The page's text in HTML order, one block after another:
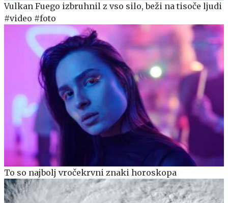
Vulkan Fuego izbruhnil z vso silo, beži na tisoče ljudi
#video #foto
To so najbolj vročekrvni znaki horoskopa